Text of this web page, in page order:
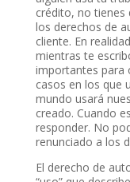
crédito, no tienes
los derechos de
cliente. En
mientras te
importantes para
casos en los que
mundo usará
creado. Cuando
responder. No
renunciado a los
El derecho de